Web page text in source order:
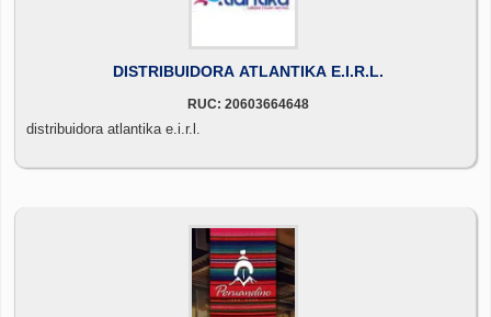
DISTRIBUIDORA ATLANTIKA E.I.R.L.
RUC: 20603664648
distribuidora atlantika e.i.r.l.